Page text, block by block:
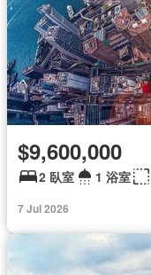
$9,600,000
2 臥室 1 浴室
7 Jul 2026